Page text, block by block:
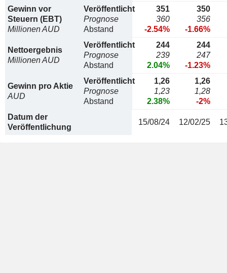
Gewinn vor
Steuern (EBT)
Millionen AUD
Veröffentlicht
Prognose
Abstand
351
360
-2.54%
350
356
-1.66%
Nettoergebnis
Millionen AUD
Veröffentlicht
Prognose
Abstand
244
239
2.04%
244
247
-1.23%
Gewinn pro Aktie
AUD
Veröffentlicht
Prognose
Abstand
1,26
1,23
2.38%
1,26
1,28
-2%
Datum der
Veröffentlichung
15/08/24 12/02/25